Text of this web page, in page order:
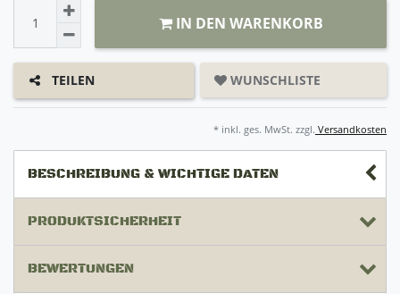
IN DEN WARENKORB
TEILEN WUNSCHLISTE
* inkl. ges. MwSt. zzgl. Versandkosten
BESCHREIBUNG & WICHTIGE DATEN
PRODUKTSICHERHEIT
BEWERTUNGEN